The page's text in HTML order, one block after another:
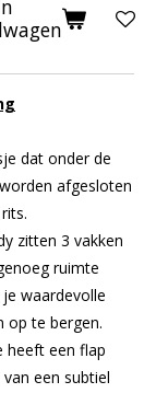
dat onder de
afgesloten
zitten 3 vakken
ruimte
waardevolle
op te bergen.
heeft een flap
een subtiel